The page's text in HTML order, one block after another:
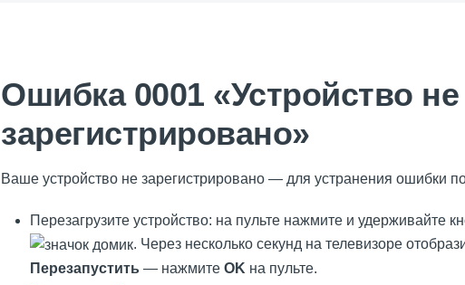
Ошибка 0001 «Устройство не
зарегистрировано»
Ваше устройство не зарегистрировано — для устранения ошибки
Перезагрузите устройство: на пульте нажмите и удерживайте
. Через несколько секунд на телевизоре
Перезапустить — нажмите OK на пульте.